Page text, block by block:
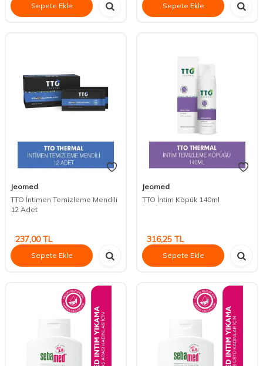
Sepete Ekle Sepete Ekle
Jeomed
TTO İntimen Temizleme Mendili
12 Adet
237,00TL
Sepete Ekle
Jeomed
TTO İntim Köpük 140ml
316,25 TL
Sepete Ekle